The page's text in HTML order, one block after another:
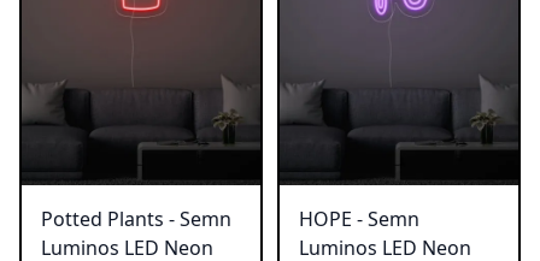
Potted Plants - Semn
Luminos LED Neon
HOPE - Semn
Luminos LED Neon